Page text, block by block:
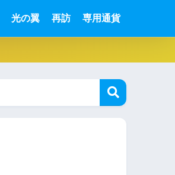
光の翼 再訪 専用通貨